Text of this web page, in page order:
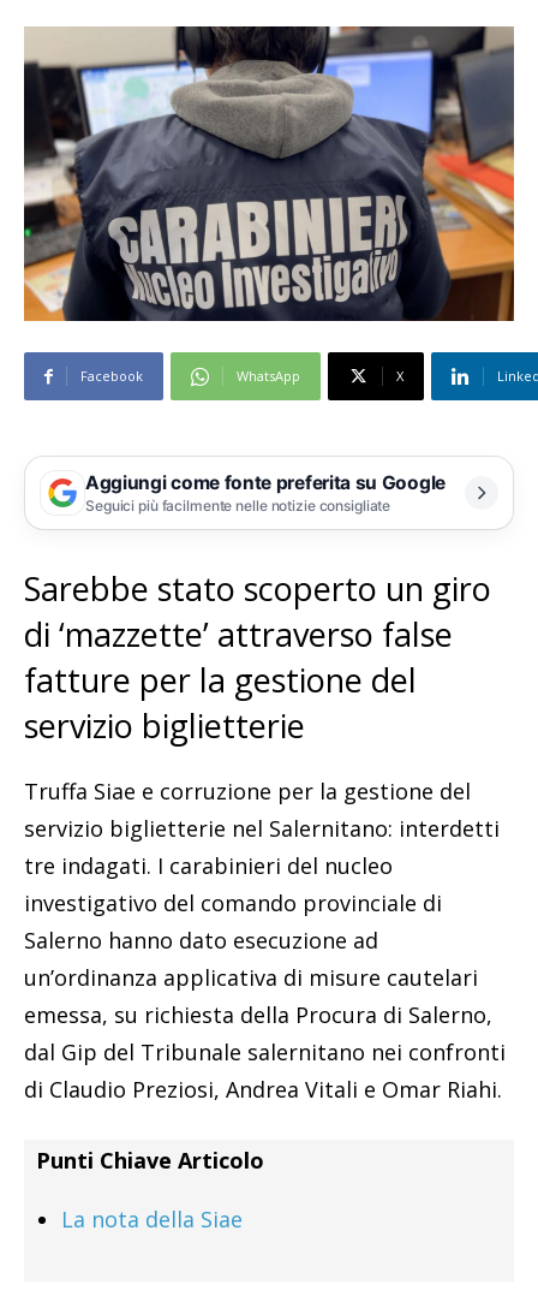
Facebook WhatsApp X
Aggiungi come fonte preferita su Google
Seguici più facilmente nelle notizie consigliate
Sarebbe stato scoperto un giro
di ‘mazzette’ attraverso false
fatture per la gestione del
servizio biglietterie
Truffa Siae e corruzione per la gestione del
servizio biglietterie nel Salernitano: interdetti
tre indagati. I carabinieri del nucleo
investigativo del comando provinciale di
Salerno hanno dato esecuzione ad
un’ordinanza applicativa di misure cautelari
emessa, su richiesta della Procura di Salerno,
dal Gip del Tribunale salernitano nei confronti
di Claudio Preziosi, Andrea Vitali e Omar Riahi.
Punti Chiave Articolo
La nota della Siae